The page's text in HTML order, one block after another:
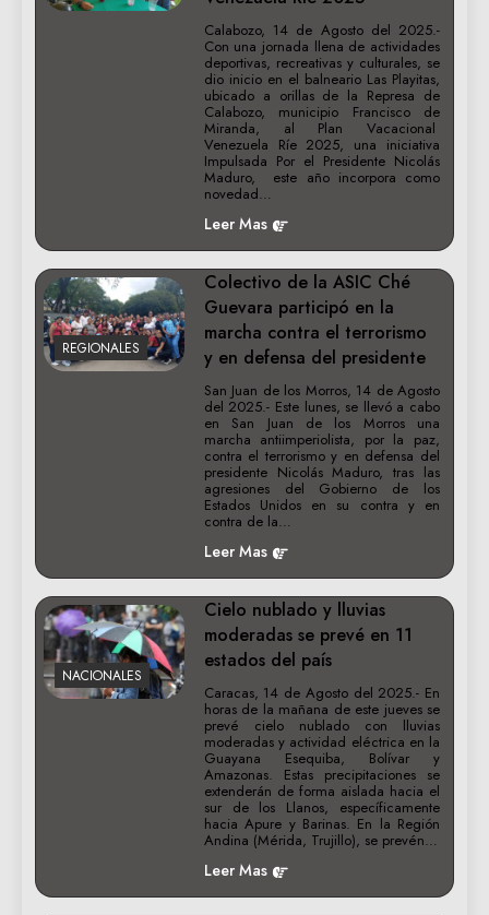
Calabozo, 14 de Agosto del 2025.-
Con una jornada llena de actividades
deportivas, recreativas y culturales, se
dio inicio en el balneario Las Playitas,
ubicado a orillas de la Represa de
Calabozo, municipio Francisco de
Miranda, al Plan Vacacional
Venezuela Ríe 2025, una iniciativa
Impulsada Por el Presidente Nicolás
Maduro, este año incorpora como
novedad…
Leer Mas
REGIONALES
Colectivo de la ASIC Ché
Guevara participó en la
marcha contra el terrorismo
y en defensa del presidente
San Juan de los Morros, 14 de Agosto
del 2025.- Este lunes, se llevó a cabo
en San Juan de los Morros una
marcha antiimperiolista, por la paz,
contra el terrorismo y en defensa del
presidente Nicolás Maduro, tras las
agresiones del Gobierno de los
Estados Unidos en su contra y en
contra de la…
Leer Mas
NACIONALES
Cielo nublado y lluvias
moderadas se prevé en 11
estados del país
Caracas, 14 de Agosto del 2025.- En
horas de la mañana de este jueves se
prevé cielo nublado con lluvias
moderadas y actividad eléctrica en la
Guayana Esequiba, Bolívar y
Amazonas. Estas precipitaciones se
extenderán de forma aislada hacia el
sur de los Llanos, específicamente
hacia Apure y Barinas. En la Región
Andina (Mérida, Trujillo), se prevén…
Leer Mas